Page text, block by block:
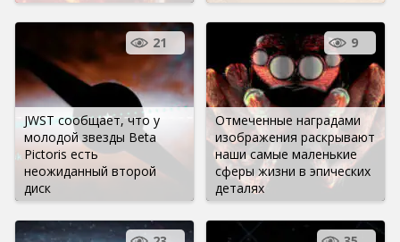
JWST сообщает, что у
молодой звезды Beta
Pictoris есть
неожиданный второй
диск
21
Отмеченные наградами
изображения раскрывают
наши самые маленькие
сферы жизни в эпических
деталях
9